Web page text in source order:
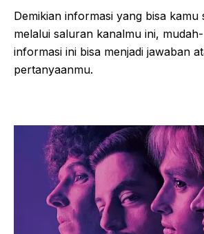
Demikian informasi yang bisa kamu
melalui saluran kanalmu ini,
informasi ini bisa menjadi jawaban
pertanyaanmu.